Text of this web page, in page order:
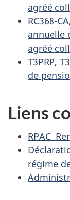
agréé
RC368-
annuelle
agréé
T3PRP,
de
Liens
RPAC
régime